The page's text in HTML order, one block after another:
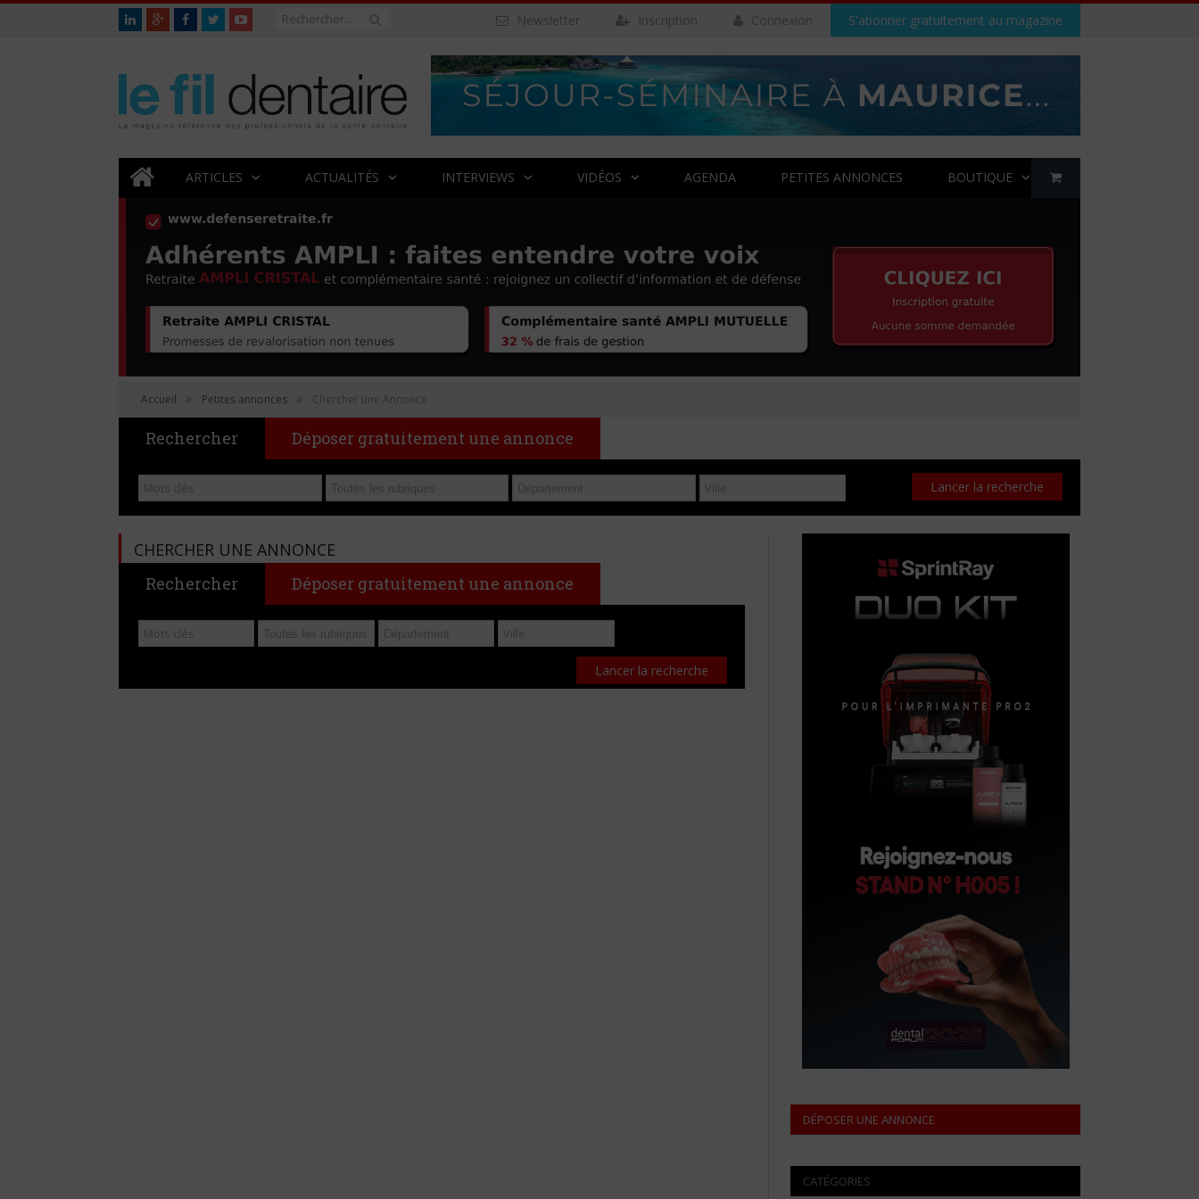
S'abonner gratuitement au magazine
Connexion
Inscription
Newsletter
ARTICLES ACTUALITÉS INTERVIEWS VIDÉOS AGENDA PETITES ANNONCES BOUTIQUE
Accueil » Petites annonces » Chercher une Annonce
Rechercher Déposer gratuitement une annonce
CHERCHER UNE ANNONCE
Rechercher
Déposer gratuitement une annonce
DÉPOSER UNE ANNONCE
CATÉGORIES